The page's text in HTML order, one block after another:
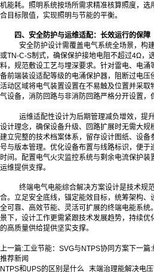
机能耗。照明系统按场所需求精准核算照度，
合目标限值，实现照明与节能的平衡。
四、安全防护与运维适配：长效运行的保障
安全防护设计需覆盖电气系统全场景，构
或TN-C-S制式，确保保护接地电阻不超过4Ω，
料，规范敷设工艺与埋深要求。针对雷电、电
备前端装设适配等级的电涌保护器，阻断过电
活动区域将电气装置设置在不易触及位置并采
气设备，消防回路与非消防回路严格分开设置，
运维适配性设计为后期管理减负增效，提
设计理念，确保设备升级、回路扩展时无需大规
建立完整的技术档案体系，留存设计图纸、设
号与版本管理。优化设备布置与线路标识，便
时间。配置电气火灾监控系统与剩余电流保护
运维提供支撑。
终端电气电能综合解决方案设计是技术规
合。立足安全底线，锚定能效目标，统筹架构
全可靠、高效节能、灵活可扩展的终端电能系
景下，设计工作更需紧跟技术发展趋势，持续
的高质量供给提供坚实支撑。‍
上一篇:工业节能：SVG与NTPS协同方案下一篇:
推荐新闻
NTPS和UPS的区别是什么
末端治理能解决电